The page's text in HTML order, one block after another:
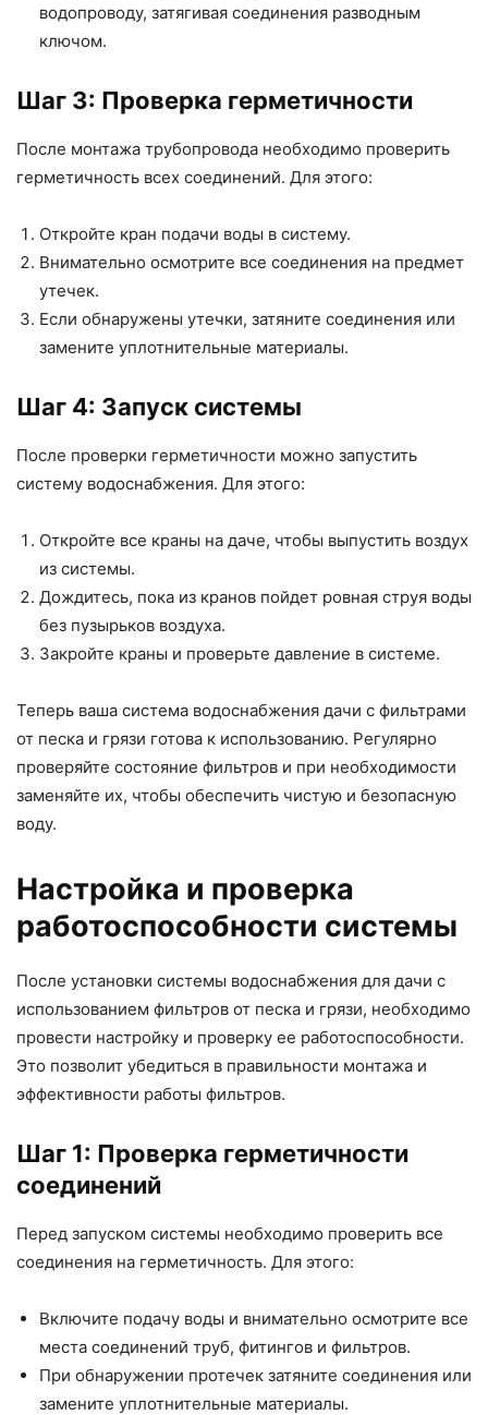
водопроводу, затягивая соединения разводным
ключом.
Шаг 3: Проверка герметичности
После монтажа трубопровода необходимо проверить
герметичность всех соединений. Для этого:
Откройте кран подачи воды в систему.
Внимательно осмотрите все соединения на предмет
утечек.
Если обнаружены утечки, затяните соединения или
замените уплотнительные материалы.
Шаг 4: Запуск системы
После проверки герметичности можно запустить
систему водоснабжения. Для этого:
Откройте все краны на даче, чтобы выпустить воздух
из системы.
Дождитесь, пока из кранов пойдет ровная струя воды
без пузырьков воздуха.
Закройте краны и проверьте давление в системе.
Теперь ваша система водоснабжения дачи с фильтрами
от песка и грязи готова к использованию. Регулярно
проверяйте состояние фильтров и при необходимости
заменяйте их, чтобы обеспечить чистую и безопасную
воду.
Настройка и проверка
работоспособности системы
После установки системы водоснабжения для дачи с
использованием фильтров от песка и грязи, необходимо
провести настройку и проверку ее работоспособности.
Это позволит убедиться в правильности монтажа и
эффективности работы фильтров.
Шаг 1: Проверка герметичности
соединений
Перед запуском системы необходимо проверить все
соединения на герметичность. Для этого:
Включите подачу воды и внимательно осмотрите все
места соединений труб, фитингов и фильтров.
При обнаружении протечек затяните соединения или
замените уплотнительные материалы.